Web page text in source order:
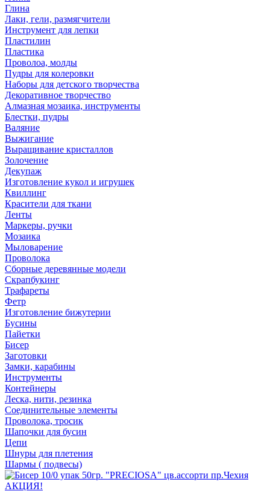
Глина
Лаки, гели, размягчители
Инструмент для лепки
Пластилин
Пластика
Проволоа, молды
Пудры для колеровки
Наборы для детского творчества
Декоративное творчество
Алмазная мозаика, инструменты
Блестки, пудры
Валяние
Выжигание
Выращивание кристаллов
Золочение
Декупаж
Изготовление кукол и игрушек
Квиллинг
Красители для ткани
Ленты
Маркеры, ручки
Мозаика
Мыловарение
Проволока
Сборные деревянные модели
Скрапбукинг
Трафареты
Фетр
Изготовление бижутерии
Бусины
Пайетки
Бисер
Заготовки
Замки, карабины
Инструменты
Контейнеры
Леска, нити, резинка
Соединительные элементы
Проволока, тросик
Шапочки для бусин
Цепи
Шнуры для плетения
Шармы ( подвесы)